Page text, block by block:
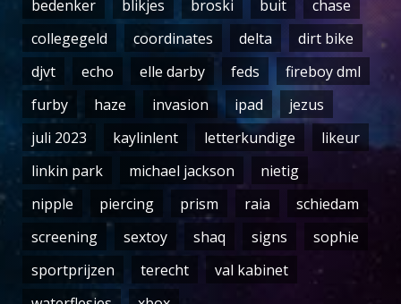
bedenker
blikjes broski buit
chase
collegegeld
coordinates delta
dirt bike
djvt
echo elle darby feds
fireboy dml
furby
haze invasion ipad
jezus
juli 2023
kaylinlent letterkundige
likeur
linkin park
michael jackson
nietig
nipple
piercing prism raia
schiedam
screening
sextoy shaq signs
sophie
sportprijzen
terecht
val kabinet